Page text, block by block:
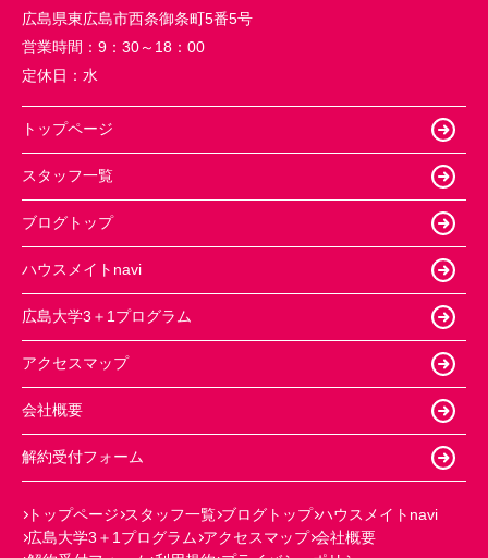
広島県東広島市西条御条町5番5号
営業時間： 9：30～18：00
定休日： 水
トップページ
スタッフ一覧
ブログトップ
ハウスメイトnavi
広島大学3＋1プログラム
アクセスマップ
会社概要
解約受付フォーム
トップページ スタッフ一覧 ブログトップ ハウスメイトnavi
広島大学3＋1プログラム アクセスマップ 会社概要